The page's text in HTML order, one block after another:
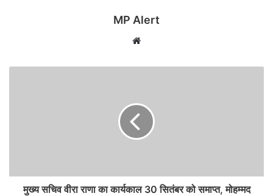
MP Alert
Website
मुख्य सचिव वीरा राणा का कार्यकाल 30 सितंबर को समाप्त, मोहम्मद